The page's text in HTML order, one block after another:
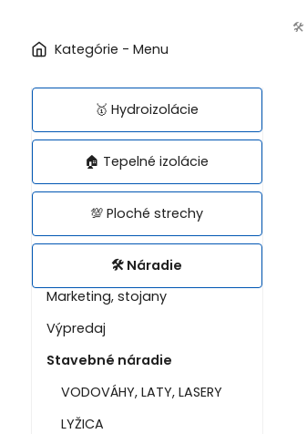
🥇 Hydroizolácie
🏠 Tepelné izolácie
💯 Ploché strechy
🛠️ Náradie
Marketing, stojany
Výpredaj
Stavebné náradie
VODOVÁHY, LATY, LASERY
LYŽICA
🛠️